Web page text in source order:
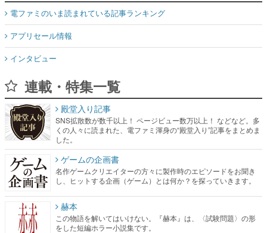
電ファミのいま読まれている記事ランキング
アプリセール情報
インタビュー
連載・特集一覧
殿堂入り記事
SNS拡散数が数千以上！ ページビュー数万以上！ などなど。多
くの人々に読まれた、電ファミ渾身の“殿堂入り”記事をまとめま
した。
ゲームの企画書
名作ゲームクリエイターの方々に製作時のエピソードをお聞き
し、ヒットする企画（ゲーム）とは何か？を探っていきます。
赫本
この物語を解いてはいけない。『赫本』は、〈試験問題〉の形
をした短編ホラー小説集です。